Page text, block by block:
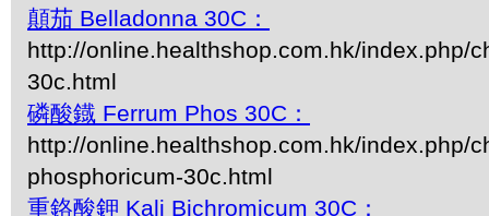
顛茄 Belladonna 30C：
http://online.healthshop.com.hk/index.php/
30c.html
磷酸鐡 Ferrum Phos 30C：
http://online.healthshop.com.hk/index.php/
phosphoricum-30c.html
重鉻酸鉀 Kali Bichromicum 30C：